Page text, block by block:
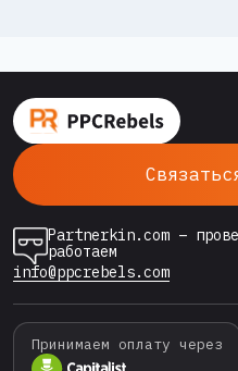
владельцы
технологические
одной крышей,
Partnerkin.com –
работаем
info@ppcrebels.com
Принимаем оплату через